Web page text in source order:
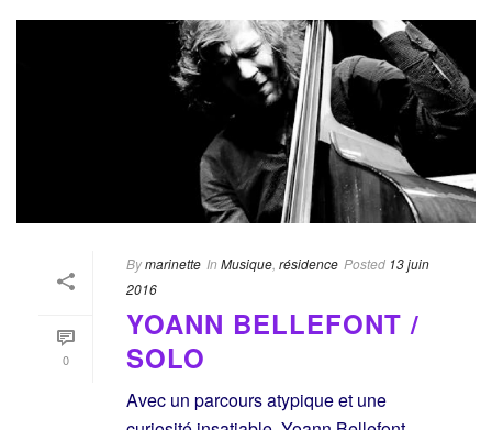
0
Bymarinette In Musique résidence Posted 13 juin
2016
YOANN BELLEFONT /
SOLO
Avec un parcours atypique et une